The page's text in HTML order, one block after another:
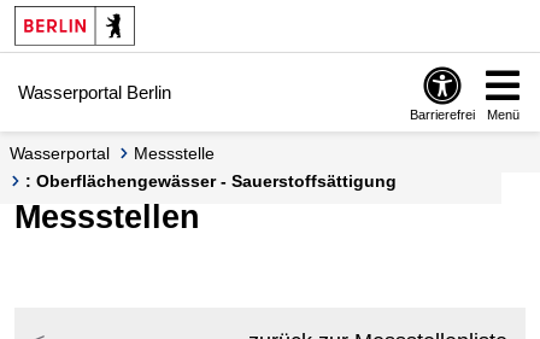
Springe zur Navigation
Springe zum Inhalt
Wasserportal Berlin
Barrierefrei Menü
Wasserportal
Messstelle
: Oberflächengewässer - Sauerstoffsättigung
Messstellen